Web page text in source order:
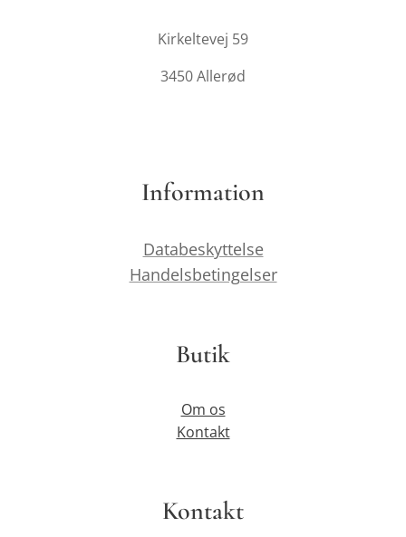
Kirkeltevej 59
3450 Allerød
Information
Databeskyttelse
Handelsbetingelser
Butik
Om os
Kontakt
Kontakt